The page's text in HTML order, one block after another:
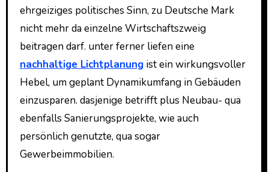
ehrgeiziges politisches Sinn, zu Deutsche Mark
nicht mehr da einzelne Wirtschaftszweig
beitragen darf. unter ferner liefen eine
nachhaltige Lichtplanungist ein wirkungsvoller
Hebel, um geplant Dynamikumfang in Gebäuden
einzusparen. dasjenige betrifft plus Neubau- qua
ebenfalls Sanierungsprojekte, wie auch
persönlich genutzte, qua sogar
Gewerbeimmobilien.